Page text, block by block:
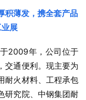
2009年，公司位于
交通便利。现主要为
耐火材料、工程承包
研究院、中钢集团耐